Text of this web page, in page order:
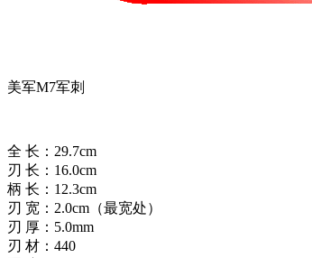
美军M7军刺
全 长：29.7cm
刃 长：16.0cm
柄 长：12.3cm
刃 宽：2.0cm（最宽处）
刃 厚：5.0mm
刃 材：440